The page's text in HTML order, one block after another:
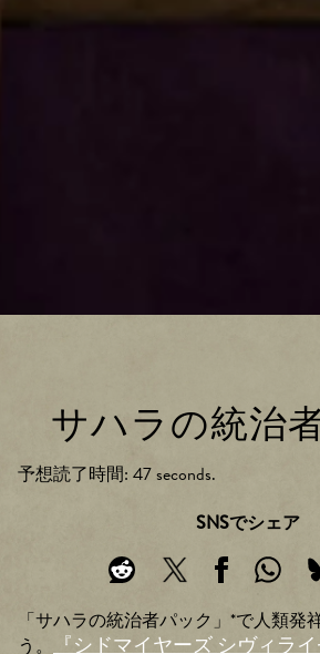
サハラの統治
予想読了時間 47 seconds
SNSでシェア
「サハラの統治者パック」*で人類発
う。
『シドマイヤーズ シヴィラ